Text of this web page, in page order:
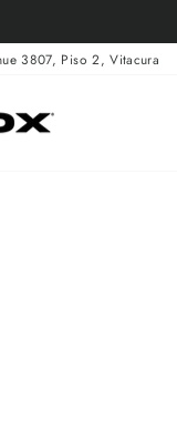
3807, Piso 2, Vitacura